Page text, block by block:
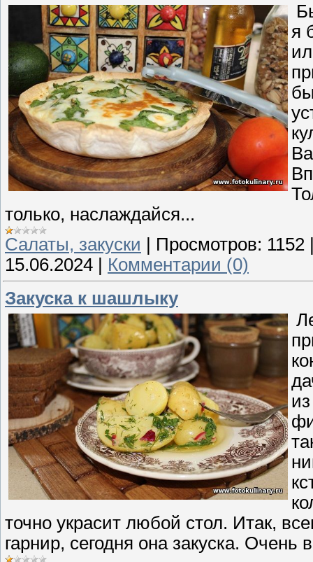
я
только, наслаждайся...
Cалаты, закуски
Просмотров: 1152
15.06.2024
Комментарии (0)
Закуска к шашлыку
точно украсит любой стол. Итак,
гарнир, сегодня она закуска. Очень